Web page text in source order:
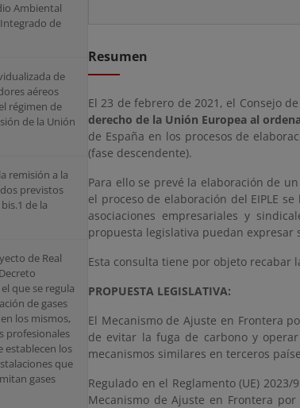
Ambiental
de
de
aéreos
régimen de
de la Unión
remisión a la
previstos
de la
de Real
que se regula
de gases
los mismos,
profesionales
establecen los
que
gases
Resumen
El 23 de febrero de 2021, el Consejo
derecho de la Unión Europea al
de España en los procesos de
(fase descendente).
Para ello se prevé la elaboración de
el proceso de elaboración del EIPLE
asociaciones empresariales y
propuesta legislativa puedan expresar
Esta consulta tiene por objeto recabar
PROPUESTA LEGISLATIVA:
El Mecanismo de Ajuste en Frontera
de evitar la fuga de carbono y
mecanismos similares en terceros
Regulado en el Reglamento (UE)
Mecanismo de Ajuste en Frontera